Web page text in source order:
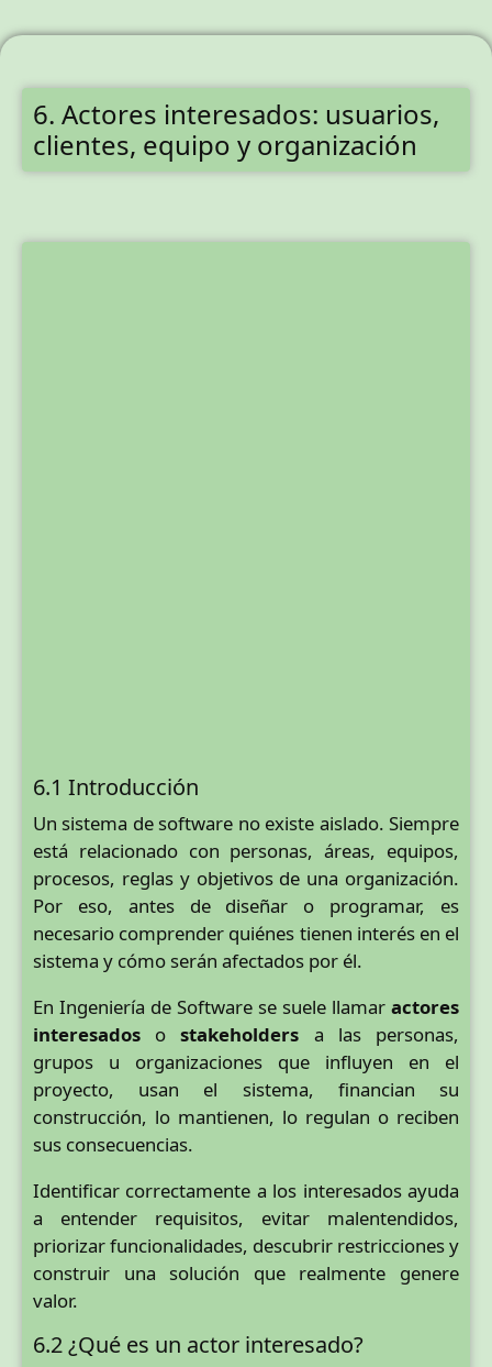
6. Actores interesados: usuarios,
clientes, equipo y organización
6.1 Introducción
Un sistema de software no existe aislado. Siempre
está relacionado con personas, áreas, equipos,
procesos, reglas y objetivos de una organización.
Por eso, antes de diseñar o programar, es
necesario comprender quiénes tienen interés en el
sistema y cómo serán afectados por él.
En Ingeniería de Software se suele llamar actores
interesados ostakeholders a las personas,
grupos u organizaciones que influyen en el
proyecto, usan el sistema, financian su
construcción, lo mantienen, lo regulan o reciben
sus consecuencias.
Identificar correctamente a los interesados ayuda
a entender requisitos, evitar malentendidos,
priorizar funcionalidades, descubrir restricciones y
construir una solución que realmente genere
valor.
6.2 ¿Qué es un actor interesado?